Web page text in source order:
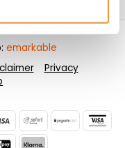
Privacy
emarkable